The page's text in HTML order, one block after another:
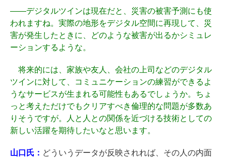
——デジタルツインは現在だと、災害の被害予測にも使
われますね。実際の地形をデジタル空間に再現して、災
害が発生したときに、どのような被害が出るかシミュレ
ーションするような。
将来的には、家族や友人、会社の上司などのデジタル
ツインに対して、コミュニケーションの練習ができるよ
うなサービスが生まれる可能性もあるでしょうか。ちょ
っと考えただけでもクリアすべき倫理的な問題が多数あ
りそうですが。人と人との関係を近づける技術としての
新しい活躍を期待したいなと思います。
山口氏： どういうデータが反映されれば、その人の内面